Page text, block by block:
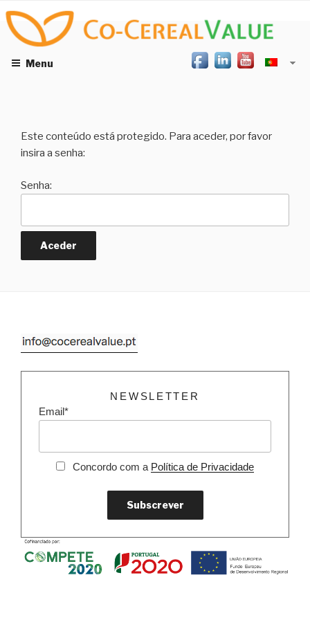
Skip
to
content
CO-CEREAL VALUE
Menu
Este conteúdo está protegido. Para aceder, por favor
insira a senha:
Senha:
NEWSLETTER
Email*
Concordo com a Política de Privacidade